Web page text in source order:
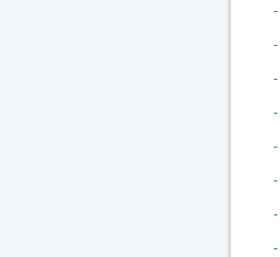
-
-
-
-
-
-
-
-